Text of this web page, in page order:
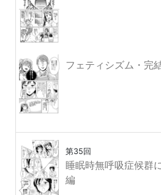
フェティシズム・完
第35回
睡眠時無呼吸症候群
編